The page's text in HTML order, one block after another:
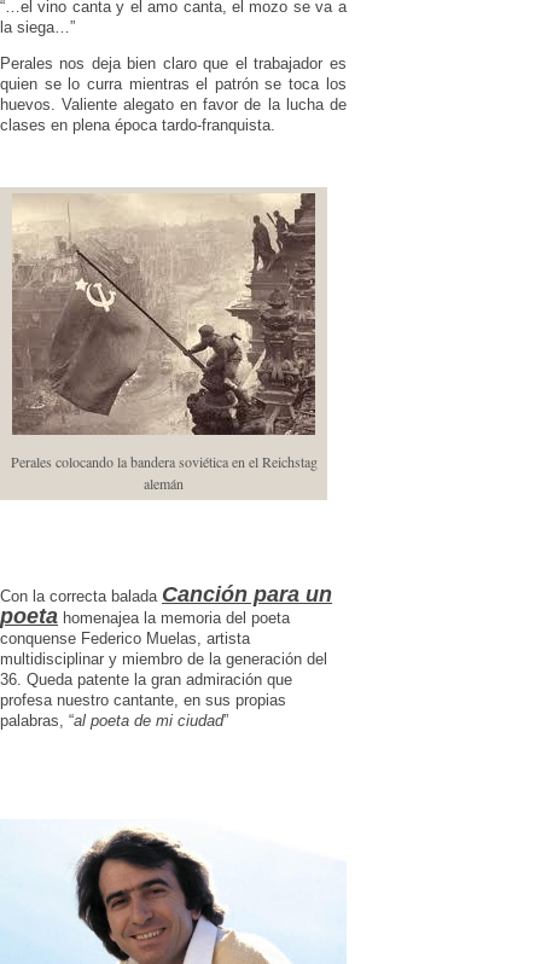
“…el vino canta y el amo canta, el mozo se va a
la siega…”
Perales nos deja bien claro que el trabajador es
quien se lo curra mientras el patrón se toca los
huevos. Valiente alegato en favor de la lucha de
clases en plena época tardo-franquista.
Perales colocando la bandera soviética en el Reichstag
alemán
Con la correcta balada Canción para un
poeta homenajea la memoria del poeta
conquense Federico Muelas, artista
multidisciplinar y miembro de la generación del
36. Queda patente la gran admiración que
profesa nuestro cantante, en sus propias
palabras, “al poeta de mi ciudad”